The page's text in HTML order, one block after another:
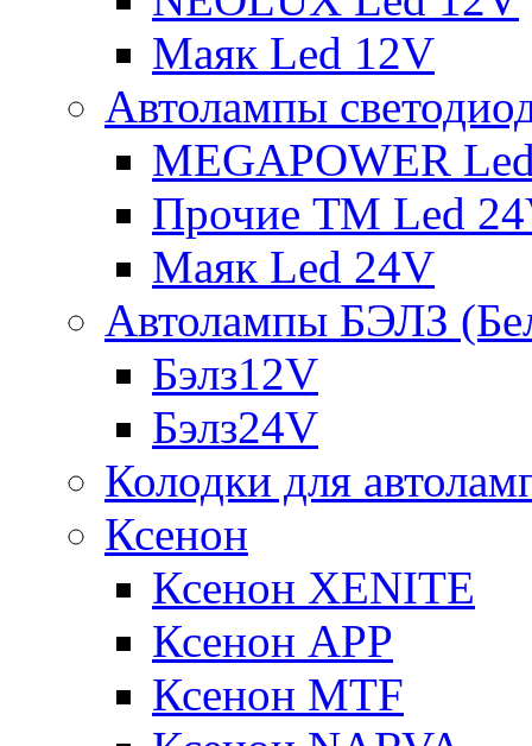
Маяк Led 12V
Автолампы
MEGAPOWER
Прочие ТМ Led
Маяк Led 24V
Автолампы БЭЛЗ
Бэлз12V
Бэлз24V
Колодки для
Ксенон
Ксенон XENITE
Ксенон APP
Ксенон MTF